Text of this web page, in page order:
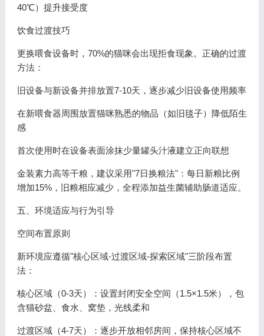
40℃）提升接受度
饮食过渡技巧
更换喂食设备时，70%的猫咪会出现拒食现象。正确的过渡
方法：
旧设备与新设备并排放置7-10天，逐步减少旧设备使用频率
在新喂食器周围放置猫咪熟悉的物品（如旧毯子）降低陌生
感
首次使用时在设备表面涂抹少量罐头汁液建立正向联想
金装素力高等干粮，建议采用"7日换粮法"：每日新粮比例
增加15%，旧粮相应减少，全程添加益生菌辅助肠道适应。
五、环境适应与行为引导
空间布置原则
新环境应遵循"核心区域-过渡区域-探索区域"三阶段布置
法：
核心区域（0-3天）：设置封闭安全空间（1.5×1.5米），包
含猫砂盆、食水、窝垫，光线柔和
过渡区域（4-7天）：逐步开放相邻房间，保持核心区域不